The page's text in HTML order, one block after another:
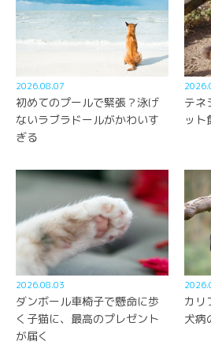
2026.08.07
初めてのプールで緊張？泳げ
ないラブラドールがかわいす
ぎる
テネ
ット
2026.08.03
ダンボール車椅子で懸命に歩
く子猫に、最高のプレゼント
が届く
カリ
犬病